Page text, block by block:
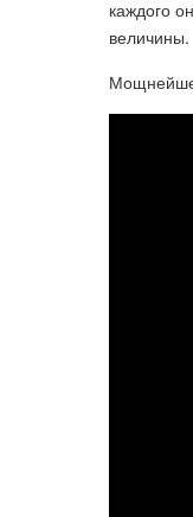
каждого
величины.